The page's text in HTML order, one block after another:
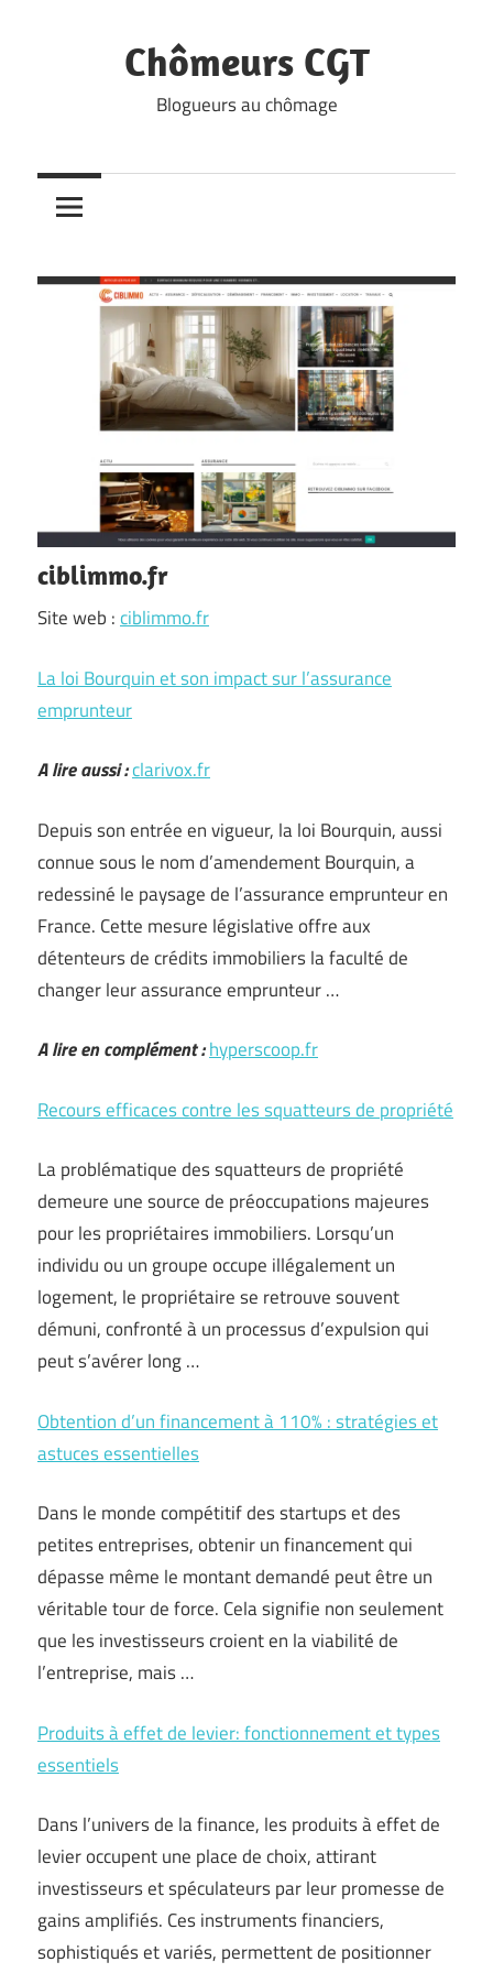
Chômeurs CGT
Blogueurs au chômage
ciblimmo.fr
Site web :ciblimmo.fr
La loi Bourquin et son impact sur l’assurance
emprunteur
A lire aussi :clarivox.fr
Depuis son entrée en vigueur, la loi Bourquin, aussi
connue sous le nom d’amendement Bourquin, a
redessiné le paysage de l’assurance emprunteur en
France. Cette mesure législative offre aux
détenteurs de crédits immobiliers la faculté de
changer leur assurance emprunteur …
A lire en complément :hyperscoop.fr
Recours efficaces contre les squatteurs de propriété
La problématique des squatteurs de propriété
demeure une source de préoccupations majeures
pour les propriétaires immobiliers. Lorsqu’un
individu ou un groupe occupe illégalement un
logement, le propriétaire se retrouve souvent
démuni, confronté à un processus d’expulsion qui
peut s’avérer long …
Obtention d’un financement à 110% : stratégies et
astuces essentielles
Dans le monde compétitif des startups et des
petites entreprises, obtenir un financement qui
dépasse même le montant demandé peut être un
véritable tour de force. Cela signifie non seulement
que les investisseurs croient en la viabilité de
l’entreprise, mais …
Produits à effet de levier: fonctionnement et types
essentiels
Dans l’univers de la finance, les produits à effet de
levier occupent une place de choix, attirant
investisseurs et spéculateurs par leur promesse de
gains amplifiés. Ces instruments financiers,
sophistiqués et variés, permettent de positionner